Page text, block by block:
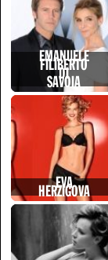
EMANUELE
FILIBERTO
DI
SAVOIA
EVA
HERZIGOVA